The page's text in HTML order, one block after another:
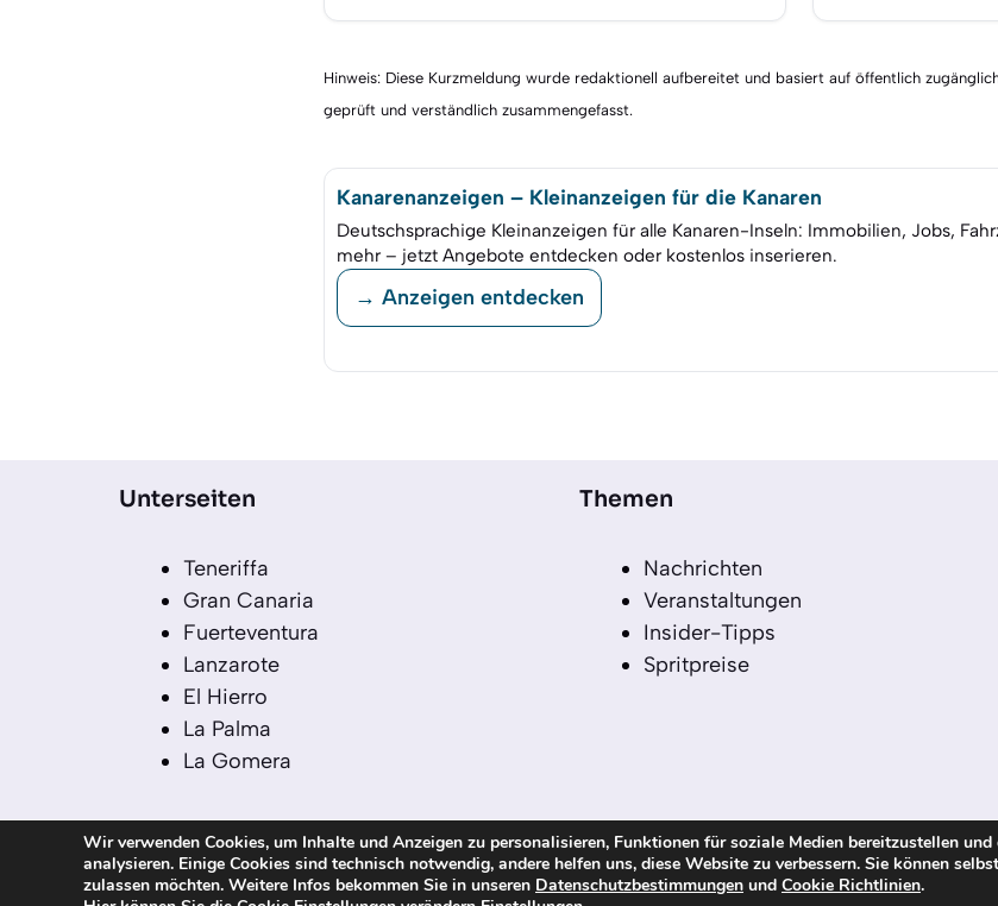
Hinweis: Diese Kurzmeldung wurde redaktionell aufbereitet und basiert auf öffentlich
geprüft und verständlich zusammengefasst.
Kanarenanzeigen – Kleinanzeigen für die Kanaren
Deutschsprachige Kleinanzeigen für alle Kanaren-Inseln: Immobilien, Jobs,
mehr – jetzt Angebote entdecken oder kostenlos inserieren.
→ Anzeigen entdecken
Unterseiten
Teneriffa
Gran Canaria
Fuerteventura
Lanzarote
El Hierro
La Palma
La Gomera
Themen
Nachrichten
Veranstaltungen
Insider-Tipps
Spritpreise
© 2026 kanaren-nachrichten.com – Alle Rechte vorbehalten
Wir verwenden Cookies, um Inhalte und Anzeigen zu personalisieren, Funktionen für soziale Medien bereitzustellen
analysieren. Einige Cookies sind technisch notwendig, andere helfen uns, diese Website zu verbessern. Sie können
zulassen möchten. Weitere Infos bekommen Sie in unseren Datenschutzbestimmungen und Cookie Richtlinien.